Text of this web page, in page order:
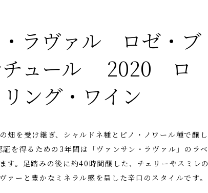
・ラヴァル ロゼ・ブ
チュール 2020 ロ
ング・ワイン
畑を受け継ぎ、シャルドネ種とピノ・ノワール種で醸し
を得るための3年間は「ヴァンサン・ラヴァル」のラベ
す。足踏みの後に約40時間醸した、チェリーやスミレの
ァーと豊かなミネラル感を呈した辛口のスタイルです。